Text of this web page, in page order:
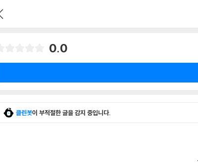
0.0
클린봇이 부적절한 글을 감지 중입니다.